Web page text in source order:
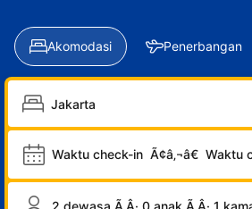
Akomodasi Penerbangan
Waktu check-in Ã¢â‚¬â€ Waktu
2 dewasa Ã‚Â· 0 anak Ã‚Â· 1